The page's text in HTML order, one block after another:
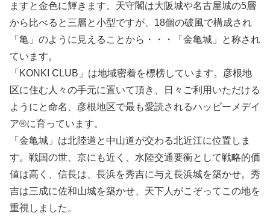
ますと金色に輝きます。天守閣は大阪城や名古屋城の5層
から比べると三層と小型ですが、18個の破風で構成され
「亀」のように見えることから・・・「金亀城」と称され
ています。
「KONKI CLUB」は地域密着を標榜しています。彦根地
区に住む人々の手元に置いて頂き、日々ご利用いただける
ようにと命名、彦根地区で最も愛読されるハッピーメデイ
ア®に育っています。
「金亀城」は北陸道と中山道が交わる北近江に位置しま
す。戦国の世、京にも近く、水陸交通要衝として戦略的価
値は高く、信長は、長浜を秀吉に与え長浜城を築かせ。秀
吉は三成に佐和山城を築かせ、天下人がこぞってこの地を
重視しました。